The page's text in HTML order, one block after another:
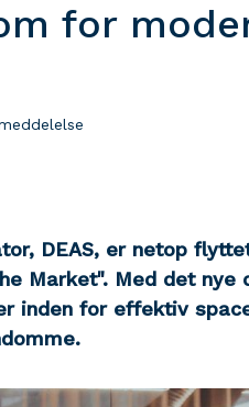
for
DEAS, er netop
Market". Med det nye
inden for effektiv